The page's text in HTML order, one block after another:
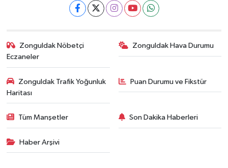
Zonguldak Nöbetçi
Eczaneler
Zonguldak Hava Durumu
Zonguldak Trafik Yoğunluk
Haritası
Puan Durumu ve Fikstür
Tüm Manşetler Son Dakika Haberleri
Haber Arşivi